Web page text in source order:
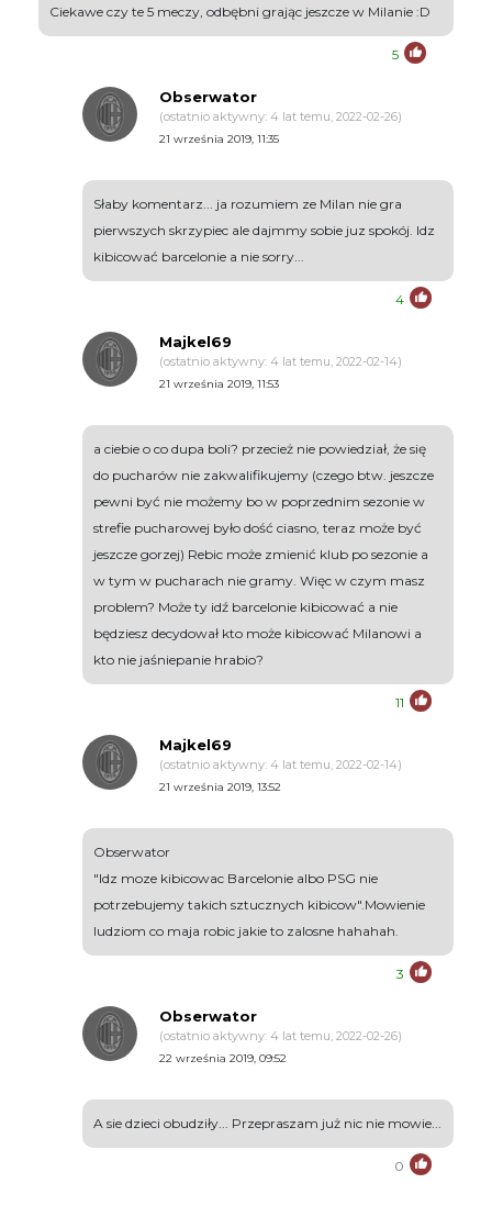
Ciekawe czy te 5 meczy, odbębni grając jeszcze w Milanie :D
5
Obserwator
(ostatnio aktywny: 4 lat temu, 2022-02-26)
21 września 2019, 11:35
Słaby komentarz... ja rozumiem ze Milan nie gra
pierwszych skrzypiec ale dajmmy sobie juz spokój. Idz
kibicować barcelonie a nie sorry...
4
Majkel69
(ostatnio aktywny: 4 lat temu, 2022-02-14)
21 września 2019, 11:53
a ciebie o co dupa boli? przecież nie powiedział, że się
do pucharów nie zakwalifikujemy (czego btw. jeszcze
pewni być nie możemy bo w poprzednim sezonie w
strefie pucharowej było dość ciasno, teraz może być
jeszcze gorzej) Rebic może zmienić klub po sezonie a
w tym w pucharach nie gramy. Więc w czym masz
problem? Może ty idź barcelonie kibicować a nie
będziesz decydował kto może kibicować Milanowi a
kto nie jaśniepanie hrabio?
11
Majkel69
(ostatnio aktywny: 4 lat temu, 2022-02-14)
21 września 2019, 13:52
Obserwator
"Idz moze kibicowac Barcelonie albo PSG nie
potrzebujemy takich sztucznych kibicow".Mowienie
ludziom co maja robic jakie to zalosne hahahah.
3
Obserwator
(ostatnio aktywny: 4 lat temu, 2022-02-26)
22 września 2019, 09:52
A sie dzieci obudziły... Przepraszam już nic nie mowie...
0